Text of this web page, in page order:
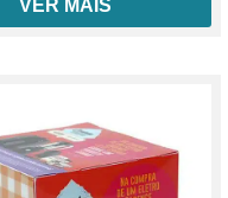
VER MAIS